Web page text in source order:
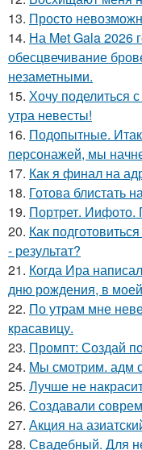
13. Просто
14. На Met Gala 2026
обесцвечивание
незаметными.
15. Хочу поделиться
утра невесты!
16. Подопытные.
персонажей, мы
17. Как я финал на
18. Готова блистать
19. Портрет. Иифото.
20. Как
- результат?
21. Когда Ира
дню рождения, в моей
22. По утрам мне
красавицу.
23. Промпт: Создай
24. Мы смотрим. адм
25. Лучше не
26. Создавали
27. Акция на
28. Свадебный. Для